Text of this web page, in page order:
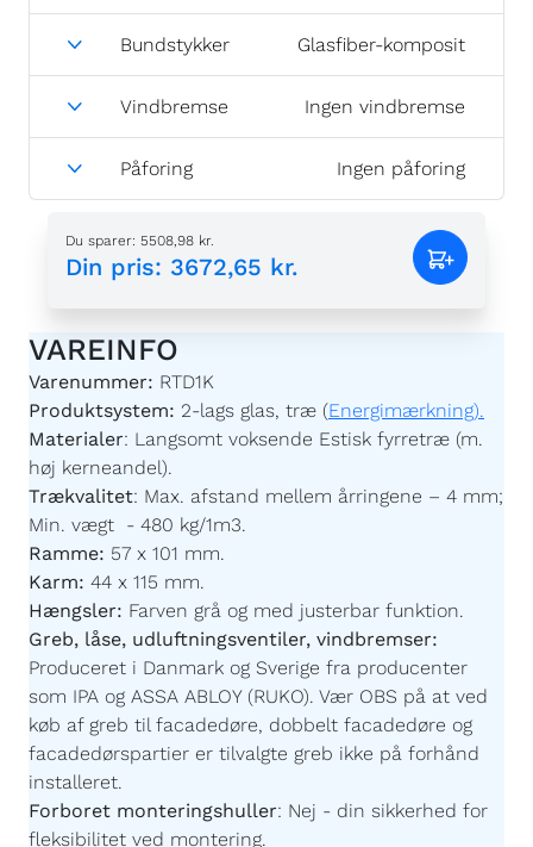
Bundstykker Glasfiber-komposit
Vindbremse Ingen vindbremse
Påforing Ingen påforing
Du sparer: 5508,98 kr.
Din pris: 3672,65 kr.
VAREINFO
Varenummer: RTD1K
Produktsystem: 2-lags glas, træ (Energimærkning).
Materialer: Langsomt voksende Estisk fyrretræ (m.
høj kerneandel).
Trækvalitet: Max. afstand mellem årringene – 4 mm;
Min. vægt - 480 kg/1m3.
Ramme: 57 x 101 mm.
Karm: 44 x 115 mm.
Hængsler: Farven grå og med justerbar funktion.
Greb, låse, udluftningsventiler, vindbremser:
Produceret i Danmark og Sverige fra producenter
som IPA og ASSA ABLOY (RUKO). Vær OBS på at ved
køb af greb til facadedøre, dobbelt facadedøre og
facadedørspartier er tilvalgte greb ikke på forhånd
installeret.
Forboret monteringshuller: Nej - din sikkerhed for
fleksibilitet ved montering.